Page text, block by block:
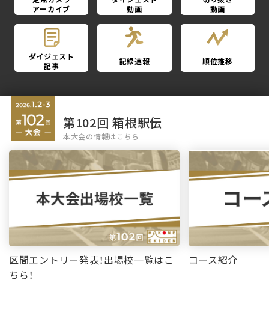
アーカイブ
動画
動画
ダイジェスト
記事
記録速報 順位推移
第102回 箱根駅伝
本大会の情報はこちら
区間エントリー発表！出場校一覧はこ
ちら！
コース紹介